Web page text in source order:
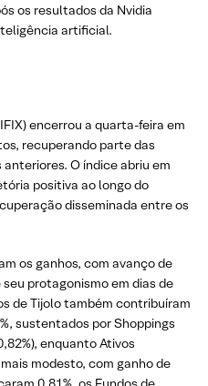
os resultados da Nvidia
artificial.
encerrou a quarta-feira em
recuperando parte das
O índice abriu em
positiva ao longo do
disseminada entre os
os ganhos, com avanço de
protagonismo em dias de
de Tijolo também contribuíram
sustentados por Shoppings
enquanto Ativos
modesto, com ganho de